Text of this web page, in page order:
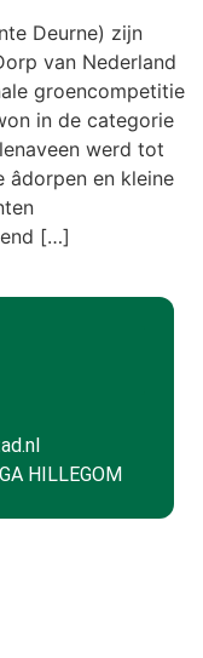
Deurne) zijn
van Nederland
groencompetitie
in de categorie
werd tot
en kleine
[…]
HILLEGOM